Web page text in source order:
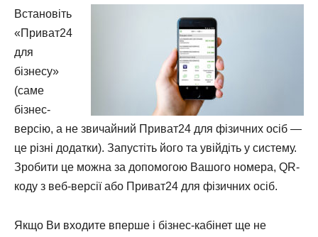
Встановіть
«Приват24
для
бізнесу»
(саме
бізнес-
версію, а не звичайний Приват24 для фізичних осіб —
це різні додатки). Запустіть його та увійдіть у систему.
Зробити це можна за допомогою Вашого номера, QR-
коду з веб-версії або Приват24 для фізичних осіб.
Якщо Ви входите вперше і бізнес-кабінет ще не